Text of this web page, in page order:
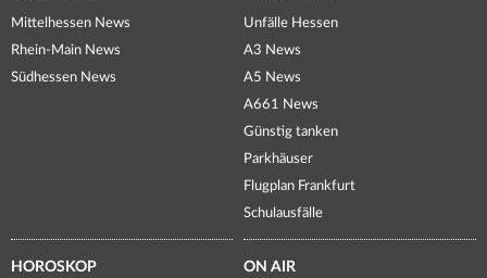
Mittelhessen News
Rhein-Main News
Südhessen News
Unfälle Hessen
A3 News
A5 News
A661 News
Günstig tanken
Parkhäuser
Flugplan Frankfurt
Schulausfälle
HOROSKOP ON AIR